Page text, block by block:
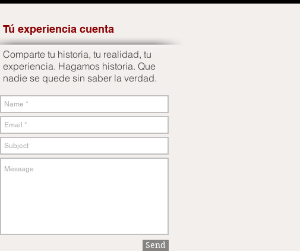
Tú experiencia cuenta
Comparte tu historia, tu realidad, tu
experiencia. Hagamos historia. Que
nadie se quede sin saber la verdad.
Send